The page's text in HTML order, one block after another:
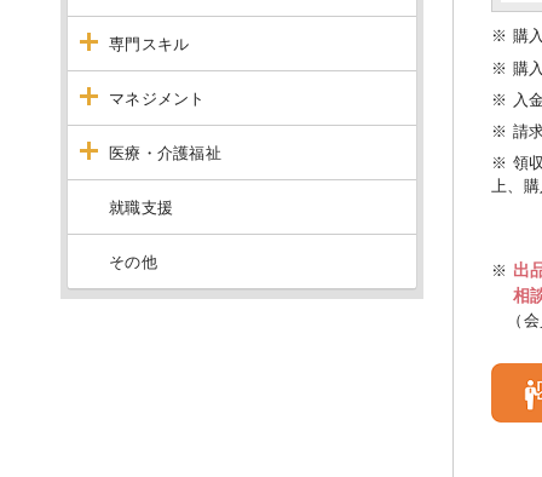
専門スキル
マネジメント
医療・介護福祉
就職支援
その他
※ 購
※ 購
※ 入
※ 請
※ 領
上、
※ 出
相
（会